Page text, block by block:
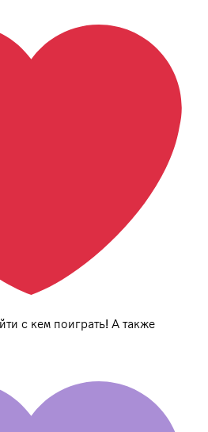
с кем поиграть! А также